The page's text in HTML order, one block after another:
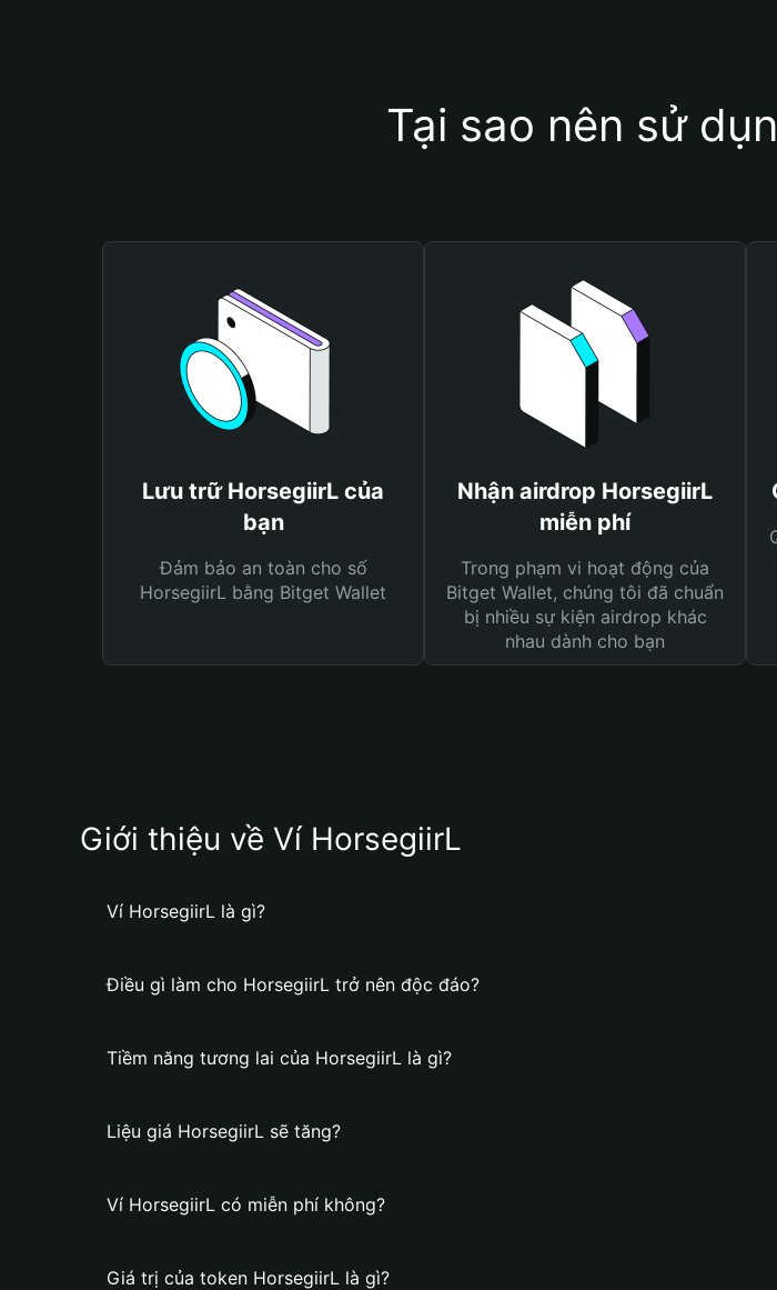
Tại sao nên sử
Lưu trữ HorsegiirL của
bạn
Đảm bảo an toàn cho số
HorsegiirL bằng Bitget Wallet
Nhận airdrop HorsegiirL
miễn phí
Trong phạm vi hoạt động của
Bitget Wallet, chúng tôi đã chuẩn
bị nhiều sự kiện airdrop khác
nhau dành cho bạn
Giới thiệu về Ví HorsegiirL
Ví HorsegiirL là gì?
Điều gì làm cho HorsegiirL trở nên độc đáo?
Tiềm năng tương lai của HorsegiirL là gì?
Liệu giá HorsegiirL sẽ tăng?
Ví HorsegiirL có miễn phí không?
Giá trị của token HorsegiirL là gì?